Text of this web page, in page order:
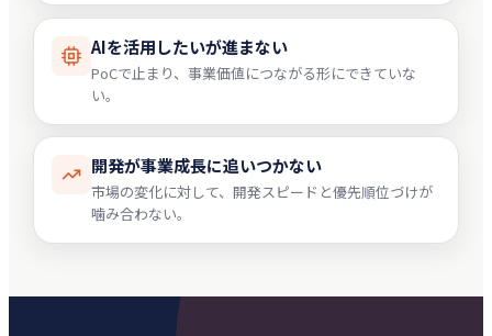
AIを活用したいが進まない
PoCで止まり、事業価値につながる形にできていな
い。
開発が事業成長に追いつかない
市場の変化に対して、開発スピードと優先順位づけが
噛み合わない。